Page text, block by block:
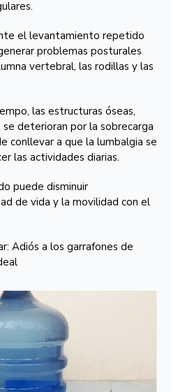
el levantamiento repetido
problemas posturales
vertebral, las rodillas y las
las estructuras óseas,
deterioran por la sobrecarga
conllevar a que la lumbalgia se
las actividades diarias.
puede disminuir
de vida y la movilidad con el
Adiós a los garrafones de